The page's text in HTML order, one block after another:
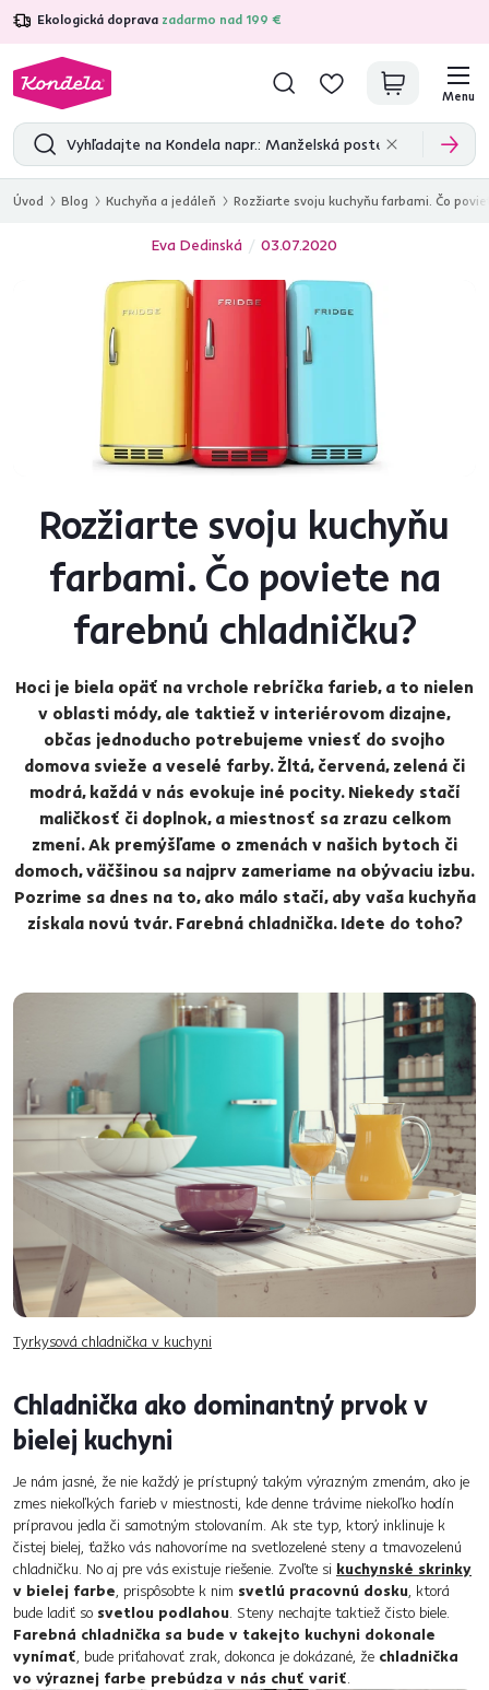
Ekologická doprava zadarmo nad 199 €
4,7 31 333overených produktových recenzií
Menu
Úvod Blog Kuchyňa a jedáleň Rozžiarte svoju kuchyňu farbami. Čo
Eva Dedinská 03.07.2020
Rozžiarte svoju kuchyňu
farbami. Čo poviete na
farebnú chladničku?
Hoci je biela opäť na vrchole rebríčka farieb, a to nielen
v oblasti módy, ale taktiež v interiérovom dizajne,
občas jednoducho potrebujeme vniesť do svojho
domova svieže a veselé farby. Žltá, červená, zelená či
modrá, každá v nás evokuje iné pocity. Niekedy stačí
maličkosť či doplnok, a miestnosť sa zrazu celkom
zmení. Ak premýšľame o zmenách v našich bytoch či
domoch, väčšinou sa najprv zameriame na obývaciu izbu.
Pozrime sa dnes na to, ako málo stačí, aby vaša kuchyňa
získala novú tvár. Farebná chladnička. Idete do toho?
Tyrkysová chladnička v kuchyni
Chladnička ako dominantný prvok v
bielej kuchyni
Je nám jasné, že nie každý je prístupný takým výrazným zmenám, ako je
zmes niekoľkých farieb v miestnosti, kde denne trávime niekoľko hodín
prípravou jedla či samotným stolovaním. Ak ste typ, ktorý inklinuje k
čistej bielej, ťažko vás nahovoríme na svetlozelené steny a tmavozelenú
chladničku. No aj pre vás existuje riešenie. Zvoľte si kuchynské skrinky
v bielej farbe, prispôsobte k nim svetlú pracovnú dosku, ktorá
bude ladiť so svetlou podlahou. Steny nechajte taktiež čisto biele.
Farebná chladnička sa bude v takejto kuchyni dokonale
vynímať, bude priťahovať zrak, dokonca je dokázané, že chladnička
vo výraznej farbe prebúdza v nás chuť variť.